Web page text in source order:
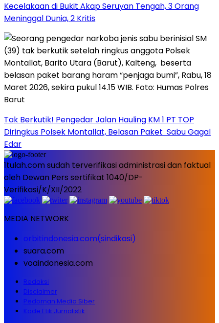
Kecelakaan di Bukit Akap Seruyan Tengah, 3 Orang
Meninggal Dunia, 2 Kritis
Tak Berkutik! Pengedar Jalan Hauling KM 1 PT TOP
Diringkus Polsek Montallat, Belasan Paket Sabu Gagal
Edar
1tulah.com sudah terverifikasi administrasi dan faktual
oleh Dewan Pers sertifikat 1040/DP-
Verifikasi/K/XII/2022
MEDIA NETWORK
orbitindonesia.com(sindikasi)
suara.com
voaindonesia.com
Redaksi
Disclaimer
Pedoman Media Siber
Kode Etik Jurnalistik